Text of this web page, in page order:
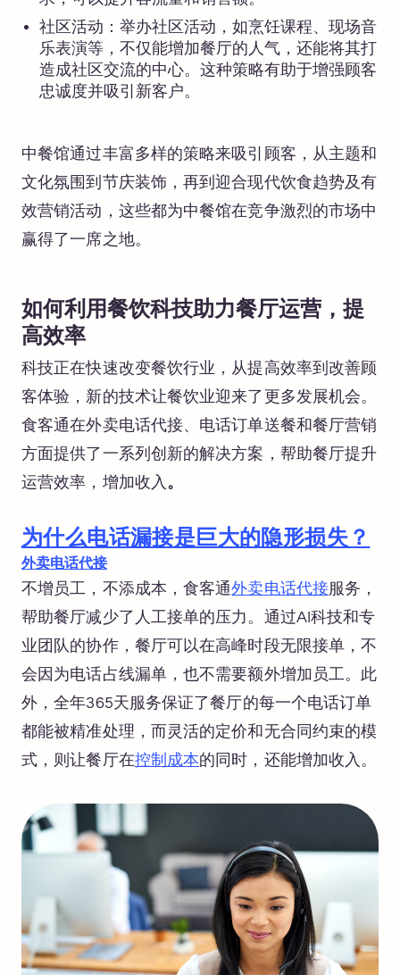
社区活动：举办社区活动，如烹饪课程、现场音
乐表演等，不仅能增加餐厅的人气，还能将其打
造成社区交流的中心。这种策略有助于增强顾客
忠诚度并吸引新客户。
中餐馆通过丰富多样的策略来吸引顾客，从主题和
文化氛围到节庆装饰，再到迎合现代饮食趋势及有
效营销活动，这些都为中餐馆在竞争激烈的市场中
赢得了一席之地。
如何利用餐饮科技助力餐厅运营，提
高效率
科技正在快速改变餐饮行业，从提高效率到改善顾
客体验，新的技术让餐饮业迎来了更多发展机会。
食客通在外卖电话代接、电话订单送餐和餐厅营销
方面提供了一系列创新的解决方案，帮助餐厅提升
运营效率，增加收入 。
为什么电话漏接是巨大的隐形损失？
外卖电话代接
不增员工，不添成本，食客通外卖电话代接服务，
帮助餐厅减少了人工接单的压力。通过AI科技和专
业团队的协作，餐厅可以在高峰时段无限接单，不
会因为电话占线漏单，也不需要额外增加员工。此
外，全年365天服务保证了餐厅的每一个电话订单
都能被精准处理，而灵活的定价和无合同约束的模
式，则让餐厅在控制成本的同时，还能增加收入。